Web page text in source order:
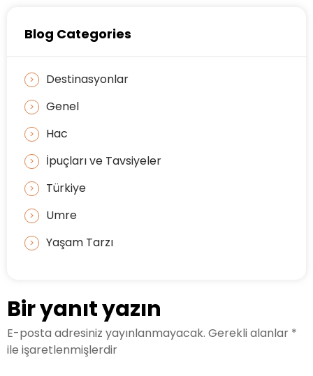
Blog Categories
Destinasyonlar
Genel
Hac
İpuçları ve Tavsiyeler
Türkiye
Umre
Yaşam Tarzı
Bir yanıt yazın
E-posta adresiniz yayınlanmayacak. Gerekli alanlar *
ile işaretlenmişlerdir